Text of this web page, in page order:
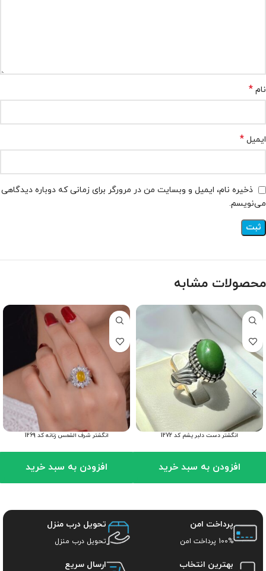
نام *
ایمیل *
ذخیره نام، ایمیل و وبسایت من در مرورگر برای زمانی که دوباره دیدگاهی
می‌نویسم.
محصولات مشابه
انگشتر دست دلبر یشم کد 1272
افزودن به سبد خرید
انگشتر شرف الشمس زنانه کد 1269
افزودن به سبد خرید
پرداخت امن
100% پرداخت امن
تحویل درب منزل
تحویل درب منزل
بهترین انتخاب ارسال سریع